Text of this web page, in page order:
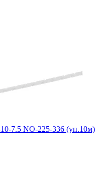
7.5 NO-225-336 (уп.10м)